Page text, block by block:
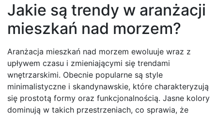
Jakie są trendy w aranżacji
mieszkań nad morzem?
Aranżacja mieszkań nad morzem ewoluuje wraz z
upływem czasu i zmieniającymi się trendami
wnętrzarskimi. Obecnie popularne są style
minimalistyczne i skandynawskie, które charakteryzują
się prostotą formy oraz funkcjonalnością. Jasne kolory
dominują w takich przestrzeniach, co sprawia, że